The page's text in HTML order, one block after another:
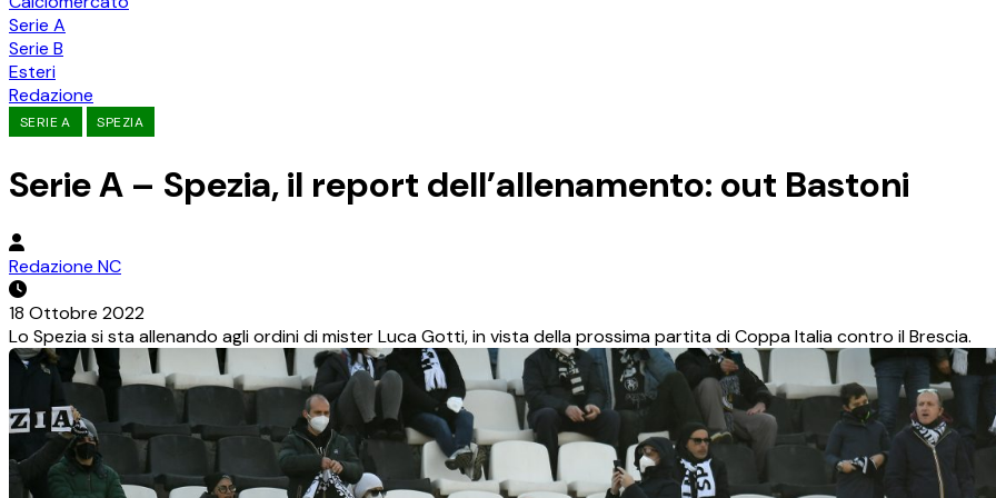
Serie A
Serie B
Esteri
Redazione
SERIE A SPEZIA
Serie A – Spezia, il report dell’allenamento: out Bastoni
Redazione NC
18 Ottobre 2022
Lo Spezia si sta allenando agli ordini di mister Luca Gotti, in vista della prossima partita di Coppa Italia contro il Brescia.